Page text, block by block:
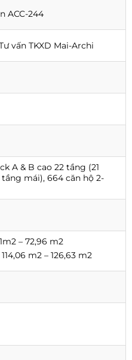
ACC-244
vấn TKXD Mai-Archi
A & B cao 22 tầng (21
tầng mái), 664 căn hộ 2-
– 72,96 m2
m2 – 126,63 m2